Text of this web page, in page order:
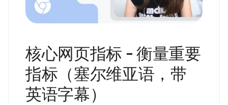
核心网页指标 - 衡量重要
指标（塞尔维亚语，带
英语字幕）